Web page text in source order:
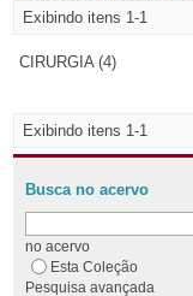
Exibindo itens 1-1
CIRURGIA (4)
Exibindo itens 1-1
Busca no acervo
no acervo
Esta Coleção
Pesquisa avançada